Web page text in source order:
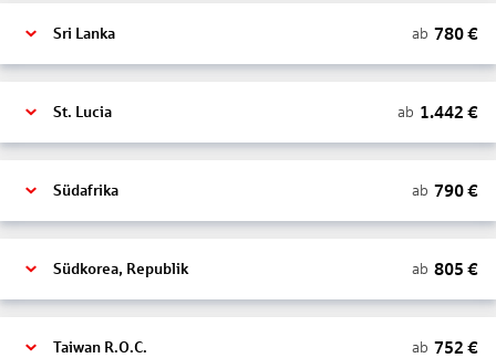
Sri Lanka ab 780€
St. Lucia ab 1.442 €
Südafrika ab 790€
Südkorea, Republik ab 805 €
Taiwan R.O.C. ab 752 €